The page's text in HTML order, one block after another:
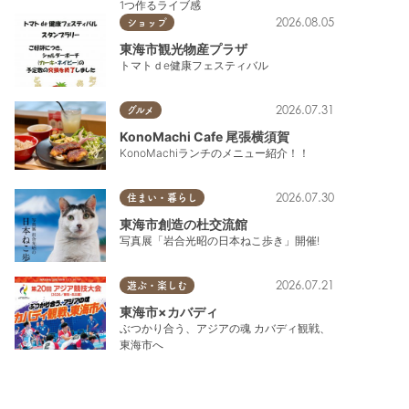
1つ作るライブ感
ショップ 2026.08.05
東海市観光物産プラザ
トマトｄe健康フェスティバル
グルメ 2026.07.31
KonoMachi Cafe 尾張横須賀
KonoMachiランチのメニュー紹介！！
住まい・暮らし 2026.07.30
東海市創造の杜交流館
写真展「岩合光昭の日本ねこ歩き」開催!
遊ぶ・楽しむ 2026.07.21
東海市×カバディ
ぶつかり合う、アジアの魂 カバディ観戦、
東海市へ